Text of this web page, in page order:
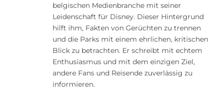
belgischen Medienbranche mit seiner
Leidenschaft für Disney. Dieser Hintergrund
hilft ihm, Fakten von Gerüchten zu trennen
und die Parks mit einem ehrlichen, kritischen
Blick zu betrachten. Er schreibt mit echtem
Enthusiasmus und mit dem einzigen Ziel,
andere Fans und Reisende zuverlässig zu
informieren.